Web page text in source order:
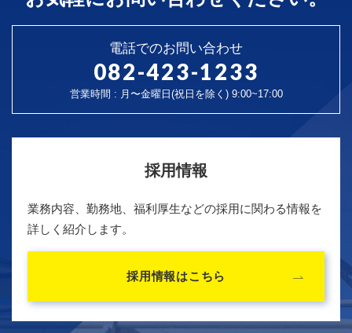
電話でのお問い合わせ
082-423-1233
営業時間 : 月〜金曜日(祝日を除く) 9:00~17:00
採用情報
業務内容、勤務地、福利厚生などの採用に関わる情報を
詳しく紹介します。
採用情報はこちら